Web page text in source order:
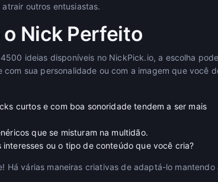
outros entusiastas.
Nick Perfeito
ideias disponíveis no NickPick.io, a escolha pode
sua personalidade ou com a imagem que você
curtos e com boa sonoridade tendem a ser mais
que se misturam na multidão.
ou o tipo de conteúdo que você cria?
Há várias maneiras criativas de adaptá-lo mantendo